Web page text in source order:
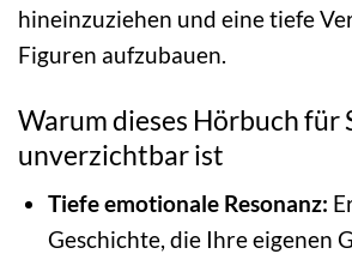
hineinzuziehen und eine tiefe
Figuren aufzubauen.
Warum dieses Hörbuch für
unverzichtbar ist
Tiefe emotionale Resonanz:
Geschichte, die Ihre eigenen